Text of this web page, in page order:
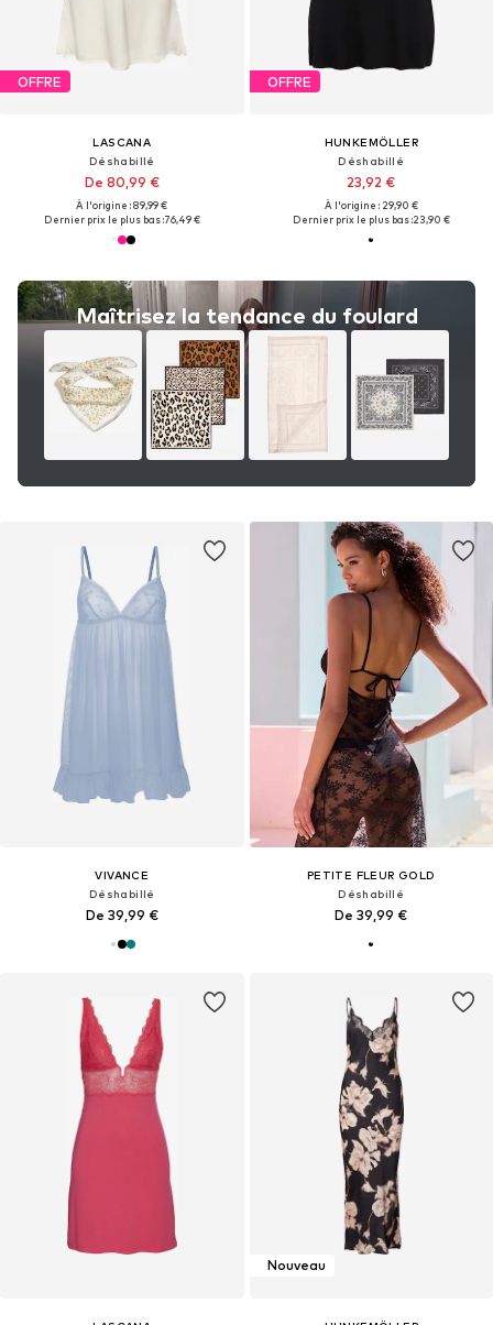
OFFRE
LASCANA
Déshabillé
De 80,99 €
À l'origine : 89,99 €
Dernier prix le plus bas :76,49 €
Maîtrisez la tendance du foulard
OFFRE
HUNKEMÖLLER
Déshabillé
23,92 €
À l'origine : 29,90 €
Dernier prix le plus bas :23,90 €
VIVANCE
Déshabillé
De 39,99 €
PETITE FLEUR GOLD
Déshabillé
De 39,99 €
Nouveau